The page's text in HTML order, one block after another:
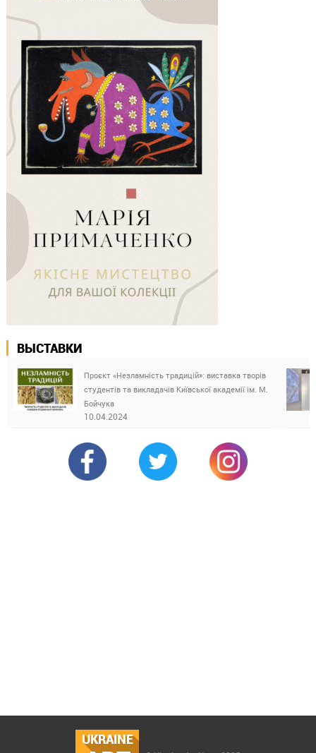
ВЫСТАВКИ
Проєкт «Незламність традицій»: виставка творів
студентів та викладачів Київської академії ім. М.
Бойчука
10.04.2024
UKRAINE